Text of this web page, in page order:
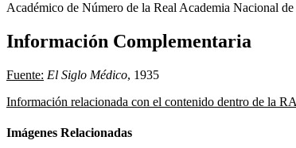
Académico de Número de la Real Academia Nacional
Información Complementaria
Fuente: El Siglo Médico, 1935
Información relacionada con el contenido dentro de la
Imágenes Relacionadas